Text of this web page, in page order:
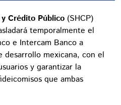
Crédito Público (SHCP)
temporalmente el
e Intercam Banco a
desarrollo mexicana, con el
y garantizar la
que ambas